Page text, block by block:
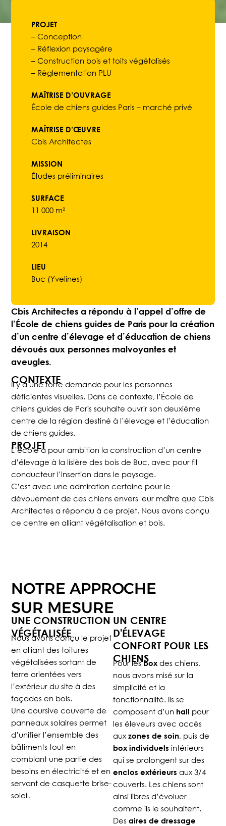
PROJET
– Conception
– Réflexion paysagère
– Construction bois et toits végétalisés
– Règlementation PLU
MAÎTRISE D’OUVRAGE
École de chiens guides Paris – marché privé
MAÎTRISE D’ŒUVRE
Cbis Architectes
MISSION
Études préliminaires
SURFACE
11 000 m²
LIVRAISON
2014
LIEU
Buc (Yvelines)
Cbis Architectes a répondu à l’appel d’offre de
l’École de chiens guides de Paris pour la création
d’un centre d’élevage et d’éducation de chiens
dévoués aux personnes malvoyantes et
aveugles.
CONTEXTE
Il y a une forte demande pour les personnes
déficientes visuelles. Dans ce contexte, l’École de
chiens guides de Paris souhaite ouvrir son deuxième
centre de la région destiné à l’élevage et l’éducation
de chiens guides.
PROJET
L’école a pour ambition la construction d’un centre
d’élevage à la lisière des bois de Buc, avec pour fil
conducteur l’insertion dans le paysage.
C’est avec une admiration certaine pour le
dévouement de ces chiens envers leur maître que Cbis
Architectes a répondu à ce projet. Nous avons conçu
ce centre en alliant végétalisation et bois.
NOTRE APPROCHE
SUR MESURE
UNE CONSTRUCTION
VÉGÉTALISÉE
Nous avons conçu le projet
en alliant des toitures
végétalisées sortant de
terre orientées vers
l’extérieur du site à des
façades en bois.
Une coursive couverte de
panneaux solaires permet
d’unifier l’ensemble des
bâtiments tout en
comblant une partie des
besoins en électricité et en
servant de casquette brise-
soleil.
UN CENTRE
D'ÉLEVAGE
CONFORT POUR LES
CHIENS
Pour lesboxdes chiens,
nous avons misé sur la
simplicité et la
fonctionnalité. Ils se
composent d’un hall pour
les éleveurs avec accès
aux zones de soin, puis de
box individuels intérieurs
qui se prolongent sur des
enclos extérieurs aux 3/4
couverts. Les chiens sont
ainsi libres d’évoluer
comme ils le souhaitent.
Des aires de dressage